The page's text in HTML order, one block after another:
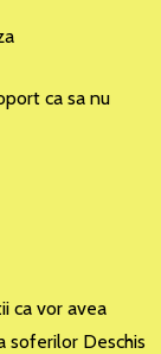
ca sa nu
ca vor avea
soferilor Deschis